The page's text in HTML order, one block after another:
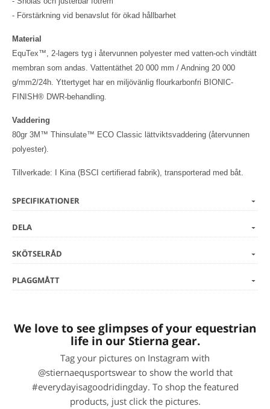
- Förstärkning vid benavslut för ökad hållbarhet
Material
EquTex™, 2-lagers tyg i återvunnen polyester med vatten-och vindtätt
membran som andas. Vattentäthet 20 000 mm / Andning 20 000
g/mm2/24h. Yttertyget har en miljövänlig flourkarbonfri BIONIC-
FINISH® DWR-behandling.
Vaddering
80gr 3M™ Thinsulate™ ECO Classic lättviktsvaddering (återvunnen
polyester).
Tillverkade: I Kina (BSCI certifierad fabrik), transporterad med båt.
SPECIFIKATIONER
DELA
SKÖTSELRÅD
PLAGGMÅTT
We love to see glimpses of your equestrian
life in our Stierna gear.
Tag your pictures on Instagram with
@stiernaequsportswear to show the world that
#everydayisagoodridingday. To shop the featured
products, just click the pictures.